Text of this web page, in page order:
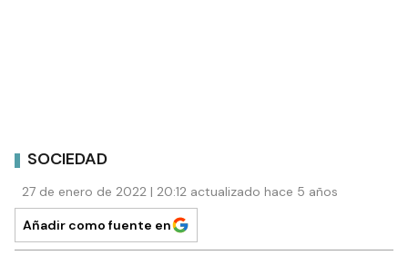
SOCIEDAD
27 de enero de 2022 | 20:12 actualizado hace 5 años
Añadir como fuente en